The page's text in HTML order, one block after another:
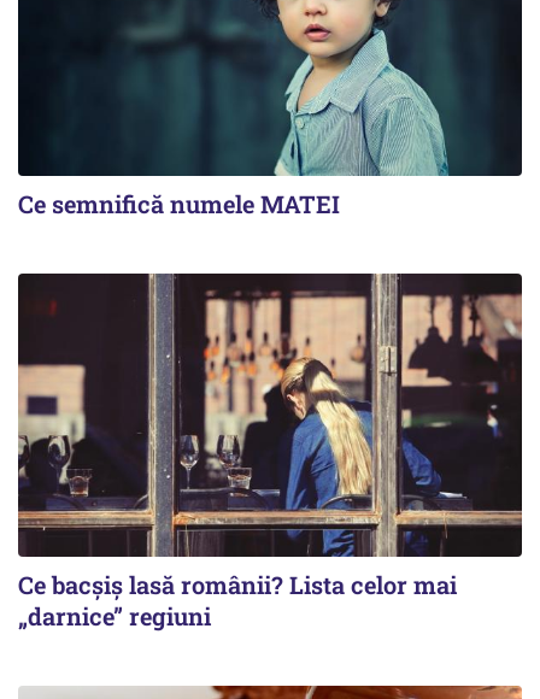
Ce semnifică numele MATEI
Ce bacșiș lasă românii? Lista celor mai
„darnice” regiuni